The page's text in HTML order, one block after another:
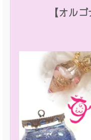
【オル